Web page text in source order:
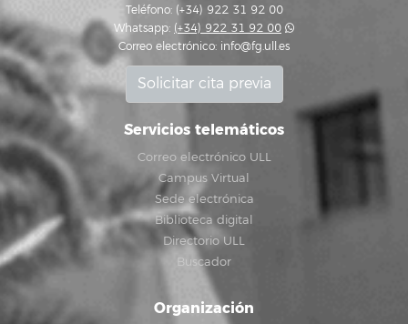
Teléfono: (+34) 922 31 92 00
Whatsapp: (+34) 922 31 92 00
Correo electrónico: info@fg.ull.es
Solicitar cita previa
Servicios telemáticos
Correo electrónico ULL
Campus Virtual
Sede electrónica
Biblioteca digital
Directorio ULL
Buscador
Organización